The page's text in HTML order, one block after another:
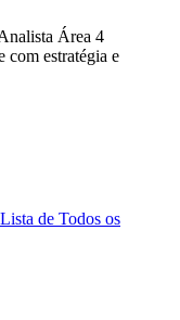
Área 4
com estratégia e
Lista de Todos os